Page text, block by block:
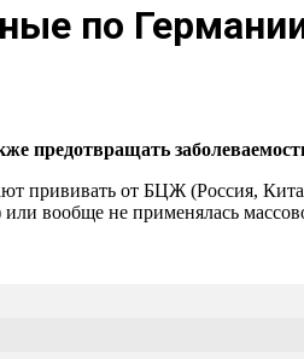
по
предотвращать
прививать от БЦЖ (Россия,
или вообще не применялась